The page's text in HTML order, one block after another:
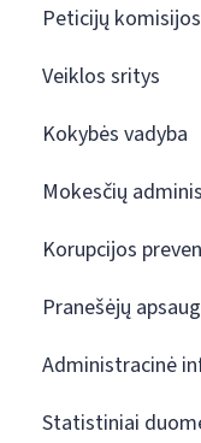
Peticijų
Veiklos sritys
Kokybės vadyba
Mokesčių
Korupcijos
Pranešėjų
Administracinė
Statistiniai